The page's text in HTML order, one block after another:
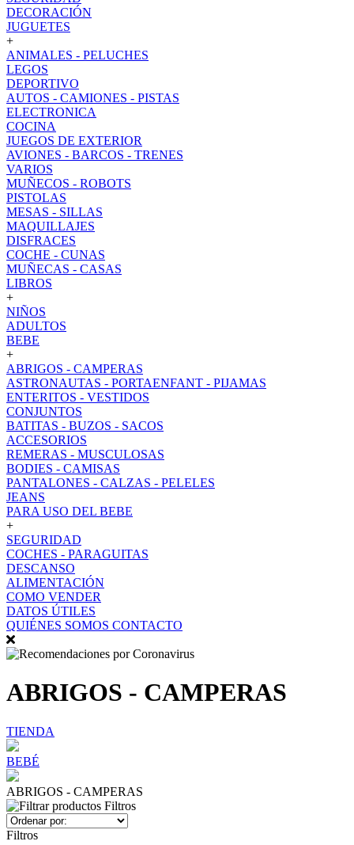
DECORACIÓN
JUGUETES
+
ANIMALES - PELUCHES
LEGOS
DEPORTIVO
AUTOS - CAMIONES - PISTAS
ELECTRONICA
COCINA
JUEGOS DE EXTERIOR
AVIONES - BARCOS - TRENES
VARIOS
MUÑECOS - ROBOTS
PISTOLAS
MESAS - SILLAS
MAQUILLAJES
DISFRACES
COCHE - CUNAS
MUÑECAS - CASAS
LIBROS
+
NIÑOS
ADULTOS
BEBE
+
ABRIGOS - CAMPERAS
ASTRONAUTAS - PORTAENFANT - PIJAMAS
ENTERITOS - VESTIDOS
CONJUNTOS
BATITAS - BUZOS - SACOS
ACCESORIOS
REMERAS - MUSCULOSAS
BODIES - CAMISAS
PANTALONES - CALZAS - PELELES
JEANS
PARA USO DEL BEBE
+
SEGURIDAD
COCHES - PARAGUITAS
DESCANSO
ALIMENTACIÓN
COMO VENDER
DATOS ÚTILES
QUIÉNES SOMOS CONTACTO
ABRIGOS - CAMPERAS
TIENDA
BEBÉ
ABRIGOS - CAMPERAS
Filtros
Filtros